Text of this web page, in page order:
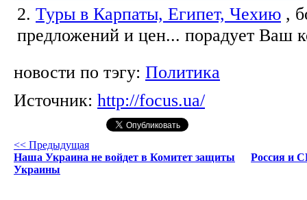
2. Туры в Карпаты, Египет, Чехию ,
предложений и цен... порадует Ваш
новости по тэгу: Политика
Источник: http://focus.ua/
<< Предыдущая
Наша Украина не войдет в Комитет защиты
Украины
Россия и